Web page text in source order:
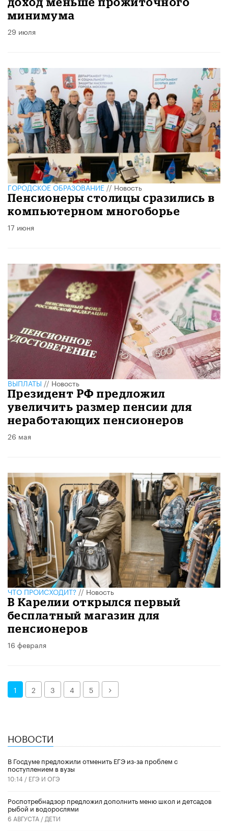
минимума
29 июля
ГОРОДСКОЕ ОБРАЗОВАНИЕ//Новость
Пенсионеры столицы сразились в
компьютерном многоборье
17 июня
ВЫПЛАТЫ//Новость
Президент РФ предложил
увеличить размер пенсии для
неработающих пенсионеров
26 мая
ЧТО ПРОИСХОДИТ?//Новость
В Карелии открылся первый
бесплатный магазин для
пенсионеров
16 февраля
1 2 3 4 5 Далее
НОВОСТИ
В Госдуме предложили отменить ЕГЭ из-за проблем с
поступлением в вузы
10:14 / ЕГЭ И ОГЭ
Роспотребнадзор предложил дополнить меню школ и детсадов
рыбой и водорослями
6 АВГУСТА / ДЕТИ